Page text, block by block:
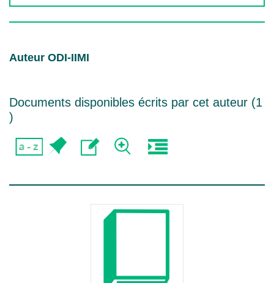
Auteur ODI-IIMI
Documents disponibles écrits par cet auteur (1
)